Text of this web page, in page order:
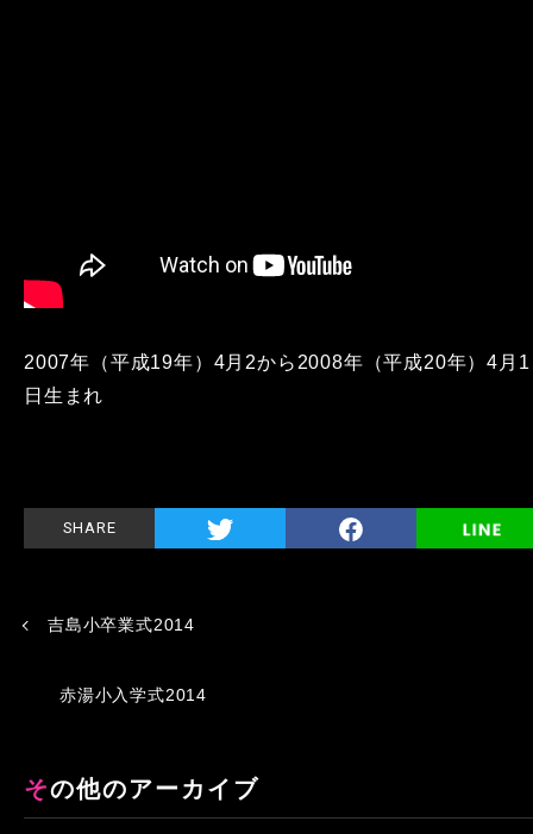
2007年（平成19年）4月2から2008年（平成20年）4月1
日生まれ
SHARE
吉島小卒業式2014
赤湯小入学式2014
その他のアーカイブ